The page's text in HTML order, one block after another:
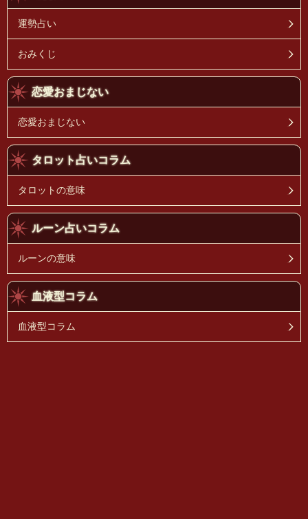
運勢占い
おみくじ
恋愛おまじない
恋愛おまじない
タロット占いコラム
タロットの意味
ルーン占いコラム
ルーンの意味
血液型コラム
血液型コラム